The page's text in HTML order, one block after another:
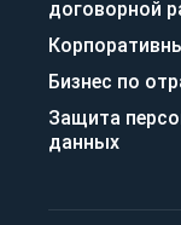
договорной
Бизнес по
Защита
данных